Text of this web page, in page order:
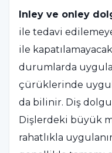
Inley ve onley
ile tedavi
ile
durumlarda
çürüklerinde
da bilinir. Diş
Dişlerdeki büyük
rahatlıkla